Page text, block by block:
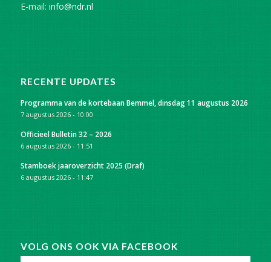
E-mail: info@ndr.nl
RECENTE UPDATES
Programma van de kortebaan Bemmel, dinsdag 11 augustus 2026
7 augustus 2026 - 10:00
Officieel Bulletin 32 – 2026
6 augustus 2026 - 11:51
Stamboek jaaroverzicht 2025 (Draf)
6 augustus 2026 - 11:47
VOLG ONS OOK VIA FACEBOOK